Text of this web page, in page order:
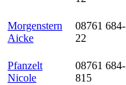
Morgenstern
Aicke
08761 684-
22
Pfanzelt
Nicole
08761 684-
815